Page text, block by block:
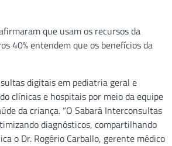
que usam os recursos da
40% entendem que os benefícios da
digitais em pediatria geral e
clínicas e hospitais por meio da equipe
da criança. “O Sabará Interconsultas
diagnósticos, compartilhando
o Dr. Rogério Carballo, gerente médico